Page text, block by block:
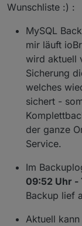
Wunschliste :) :
MySQL
mir läuft
wird aktuell
Sicherung
welches
sichert -
der ganze
Service.
Im
09:52 Uhr -
Backup lief
Aktuell